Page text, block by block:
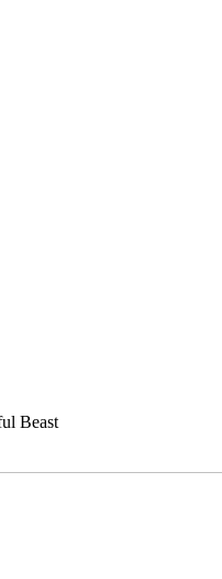
Beast